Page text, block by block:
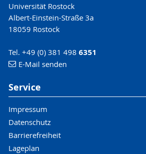
Universität Rostock
Albert-Einstein-Straße 3a
18059 Rostock
Tel. +49 (0) 381 498 6351
E-Mail senden
Service
Impressum
Datenschutz
Barrierefreiheit
Lageplan